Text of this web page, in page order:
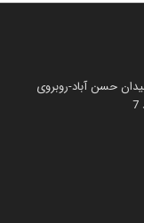
حسن آباد-روبروی